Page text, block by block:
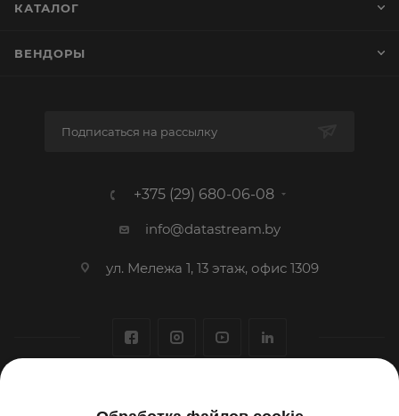
КАТАЛОГ
ВЕНДОРЫ
Подписаться на рассылку
+375 (29) 680-06-08
info@datastream.by
ул. Мележа 1, 13 этаж, офис 1309